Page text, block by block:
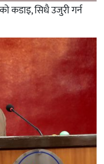
कडाइ, सिधै उजुरी गर्न